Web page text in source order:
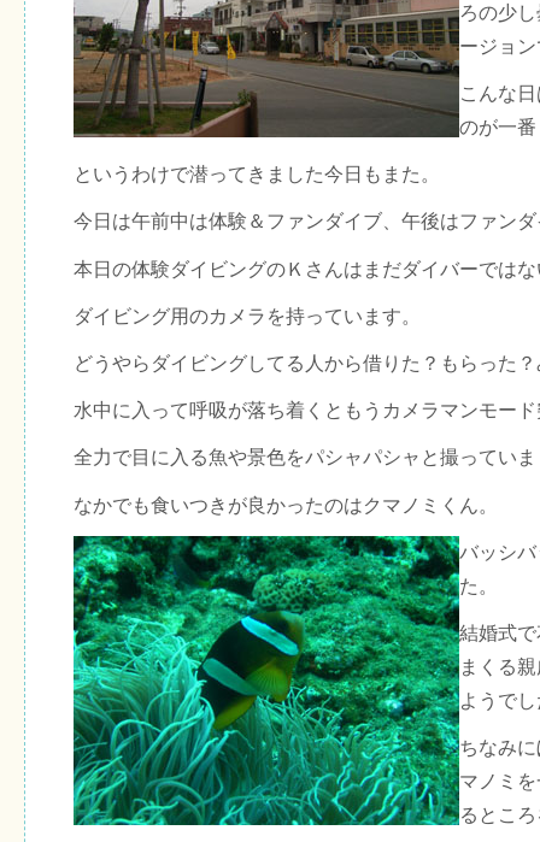
ろの少
ージョ
こんな
のが一番
というわけで潜ってきました今日もまた。
今日は午前中は体験＆ファンダイブ、午後はファン
本日の体験ダイビングのＫさんはまだダイバーでは
ダイビング用のカメラを持っています。
どうやらダイビングしてる人から借りた？もらった
水中に入って呼吸が落ち着くともうカメラマンモー
全力で目に入る魚や景色をパシャパシャと撮ってい
なかでも食いつきが良かったのはクマノミくん。
バッシ
た。
結婚式
まくる
ようで
ちなみ
マノミ
るとこ